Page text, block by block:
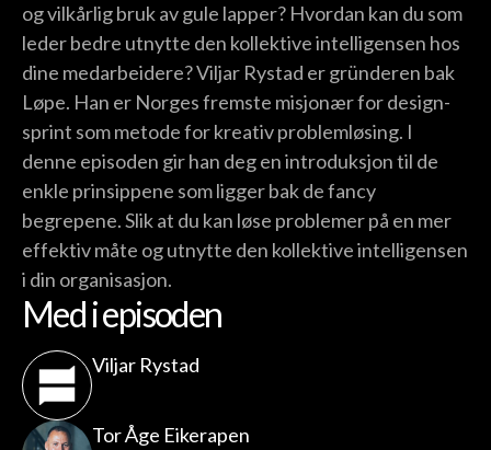
og vilkårlig bruk av gule lapper? Hvordan kan du som
leder bedre utnytte den kollektive intelligensen hos
dine medarbeidere? Viljar Rystad er gründeren bak
Løpe. Han er Norges fremste misjonær for design-
sprint som metode for kreativ problemløsing. I
denne episoden gir han deg en introduksjon til de
enkle prinsippene som ligger bak de fancy
begrepene. Slik at du kan løse problemer på en mer
effektiv måte og utnytte den kollektive intelligensen
i din organisasjon.
Med i episoden
Viljar Rystad
Tor Åge Eikerapen